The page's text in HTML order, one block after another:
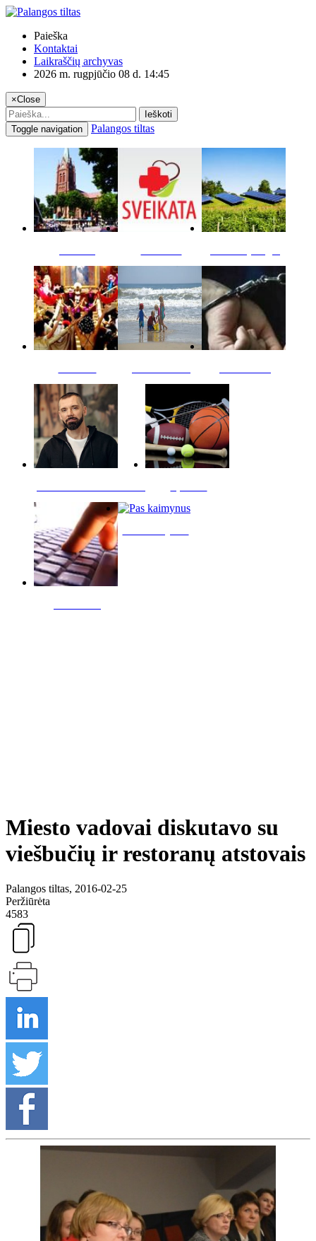
Paieška
Kontaktai
Laikraščių archyvas
2026 m. rugpjūčio 08 d. 14:45
×Close
Ieškoti
Toggle navigation
Palangos tiltas
Miesto vadovai diskutavo su
viešbučių ir restoranų atstovais
Palangos tiltas, 2016-02-25
Peržiūrėta
4583